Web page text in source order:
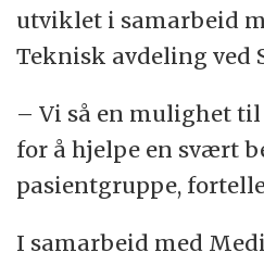
utviklet i samarbeid
Teknisk avdeling ved
– Vi så en mulighet
for å hjelpe en svært
pasientgruppe,
I samarbeid med